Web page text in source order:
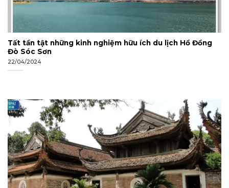
Tất tần tật những kinh nghiệm hữu ích du lịch Hồ Đồng
Đò Sóc Sơn
22/04/2024